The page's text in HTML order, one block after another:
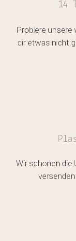
Es
14
Probiere unsere
dir etwas nicht
Wir schonen die